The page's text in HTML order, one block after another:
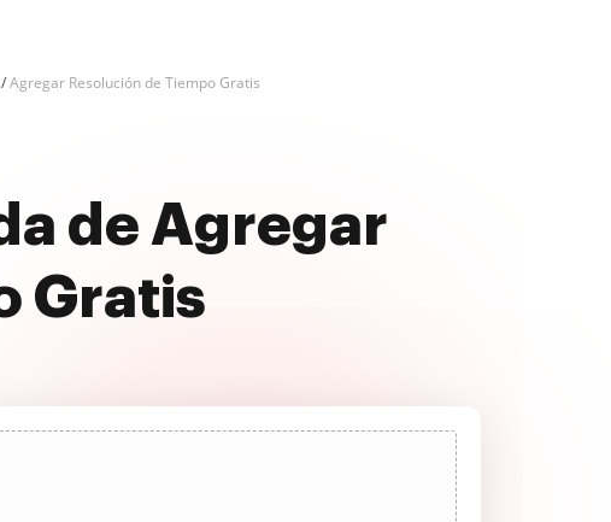
Agregar Resolución de Tiempo Gratis
de Agregar
Gratis